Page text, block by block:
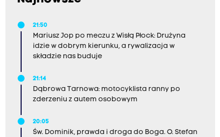
21:50
Mariusz Jop po meczu z Wisłą Płock: Drużyna
idzie w dobrym kierunku, a rywalizacja w
składzie nas buduje
21:14
Dąbrowa Tarnowa: motocyklista ranny po
zderzeniu z autem osobowym
20:05
Św. Dominik, prawda i droga do Boga. O. Stefan